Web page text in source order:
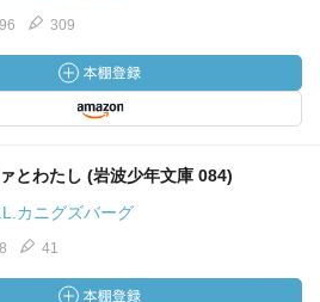
309
とわたし (岩波少年文庫 084)
カニグズバーグ
41